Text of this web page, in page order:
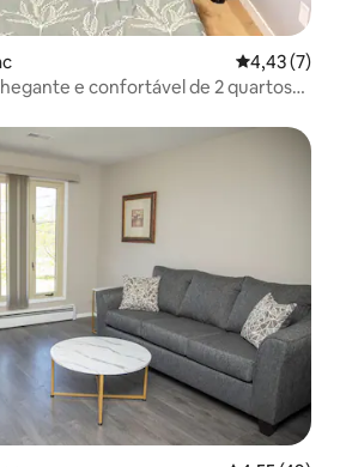
4,43 de
4,43 (7)
e confortável de 2 quartos